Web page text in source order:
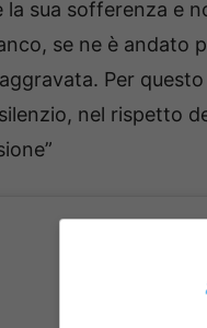
la sua sofferenza e
se ne è andato
Per
nel rispetto